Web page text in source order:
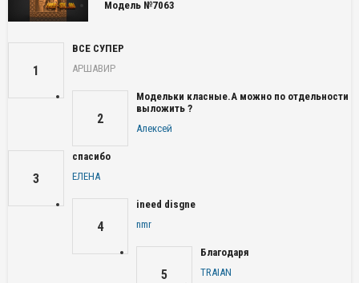
Модель №7063
1
ВСЕ СУПЕР
АРШАВИР
2
Модельки класные.А можно по отдельности
выложить ?
Алексей
3
спасибо
ЕЛЕНА
4
ineed disgne
nmr
5
Благодаря
TRAIAN